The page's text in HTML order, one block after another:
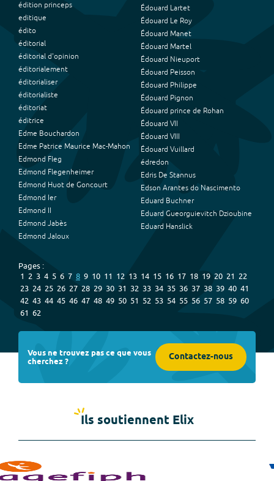
édition princeps
editique
édito
éditorial
éditorial d'opinion
éditorialement
éditorialiser
éditorialiste
éditoriat
éditrice
Edme Bouchardon
Edme Patrice Maurice Mac-Mahon
Edmond Fleg
Edmond Flegenheimer
Edmond Huot de Goncourt
Edmond Ier
Edmond II
Edmond Jabès
Edmond Jaloux
Édouard Lartet
Édouard Le Roy
Édouard Manet
Édouard Martel
Édouard Nieuport
Édouard Peisson
Édouard Philippe
Édouard Pignon
Édouard prince de Rohan
Édouard VII
Édouard VIII
Édouard Vuillard
édredon
Edris De Stannus
Edson Arantes do Nascimento
Eduard Buchner
Eduard Gueorguievitch Dzioubine
Eduard Hanslick
Pages :
1 2 3 4 5 6 7 8 9 10 11 12 13 14 15 16 17 18 19 20 21 22
23 24 25 26 27 28 29 30 31 32 33 34 35 36 37 38 39 40 41
42 43 44 45 46 47 48 49 50 51 52 53 54 55 56 57 58 59 60
61 62
Vous ne trouvez pas ce que vous
cherchez ? Contactez-nous
Ils soutiennent Elix